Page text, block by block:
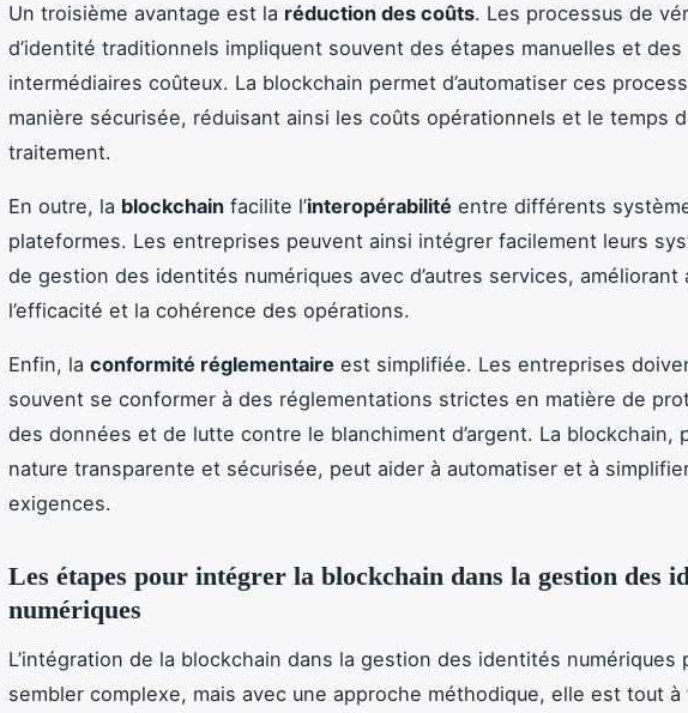
Un troisième avantage est la réduction des coûts. Les processus de
d’identité traditionnels impliquent souvent des étapes manuelles et des
intermédiaires coûteux. La blockchain permet d’automatiser ces
manière sécurisée, réduisant ainsi les coûts opérationnels et le temps
traitement.
En outre, la blockchain facilite l’interopérabilité entre différents
plateformes. Les entreprises peuvent ainsi intégrer facilement leurs
de gestion des identités numériques avec d’autres services, améliorant
l’efficacité et la cohérence des opérations.
Enfin, la conformité réglementaire est simplifiée. Les entreprises
souvent se conformer à des réglementations strictes en matière de
des données et de lutte contre le blanchiment d’argent. La blockchain,
nature transparente et sécurisée, peut aider à automatiser et à
exigences.
Les étapes pour intégrer la blockchain dans la gestion des
numériques
L’intégration de la blockchain dans la gestion des identités numériques
sembler complexe, mais avec une approche méthodique, elle est tout à